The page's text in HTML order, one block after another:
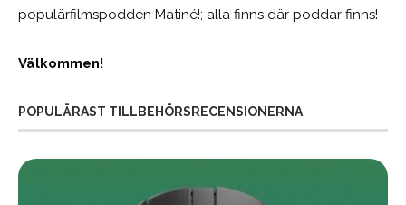
populärfilmspodden Matiné!; alla finns där poddar finns!
Välkommen!
POPULÄRAST TILLBEHÖRSRECENSIONERNA